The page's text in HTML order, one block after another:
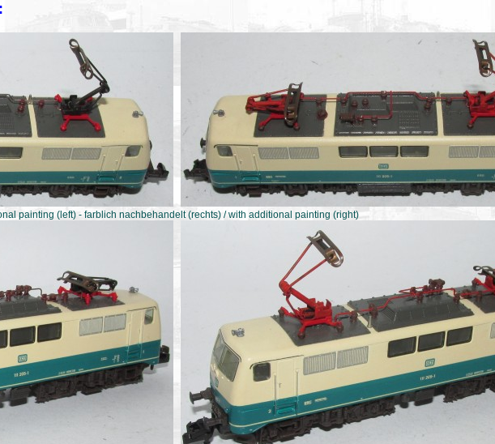
painting (left) - farblich nachbehandelt (rechts) / with additional painting (right)